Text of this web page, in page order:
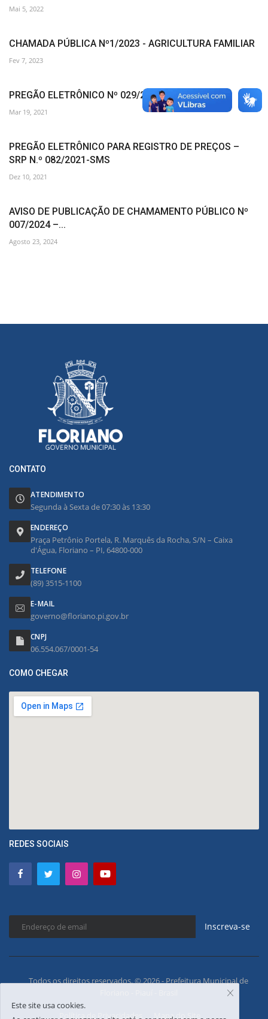
Mai 5, 2022
CHAMADA PÚBLICA Nº1/2023 - AGRICULTURA FAMILIAR
Fev 7, 2023
PREGÃO ELETRÔNICO Nº 029/2021 SMS
Mar 19, 2021
PREGÃO ELETRÔNICO PARA REGISTRO DE PREÇOS –
SRP N.º 082/2021-SMS
Dez 10, 2021
AVISO DE PUBLICAÇÃO DE CHAMAMENTO PÚBLICO Nº
007/2024 –...
Agosto 23, 2024
CONTATO
ATENDIMENTO
Segunda à Sexta de 07:30 às 13:30
ENDEREÇO
Praça Petrônio Portela, R. Marquês da Rocha, S/N – Caixa
d'Água, Floriano – PI, 64800-000
TELEFONE
(89) 3515-1100
E-MAIL
governo@floriano.pi.gov.br
CNPJ
06.554.067/0001-54
COMO CHEGAR
REDES SOCIAIS
Inscreva-se
Todos os direitos reservados. © 2026 - Prefeitura Municipal de
Política de Privacidades Mapa do Site
Este site usa cookies.